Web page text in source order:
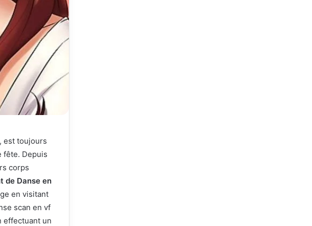
est toujours
fête. Depuis
corps
de Danse en
en visitant
scan en vf
effectuant un